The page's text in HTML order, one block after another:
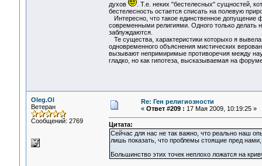
духов
. Т.е. неких "бестелесных" сущностей,
бестелесность остается списать на полевую
Интересно, что такое единственное допущение
современными религиями. Одного только делать
заблуждаются.
Те существа, характеристики которыхо я
одновременного объяснения мистических
вызывают непримиримые противоречия между
гладко, но как гипотеза, высказываемая на
Oleg.Ol
Ветеран
Сообщений: 2769
Re: Ген религиозности
« Ответ #209 : 17 Мая 2009, 10:19:25 »
Цитата:
Сейчас для нас не так важно, что реально наш
лишь показать, что проблемы стоящие пред
Большинство этих точек неплохо ложатся на